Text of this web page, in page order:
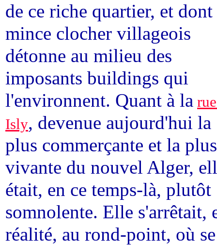
de ce riche quartier, et
mince clocher villageois
détonne au milieu des
imposants buildings qui
l'environnent. Quant à la
Isly, devenue aujourd'hui la
plus commerçante et la plus
vivante du nouvel Alger,
était, en ce temps-là, plutôt
somnolente. Elle s'arrêtait,
réalité, au rond-point, où se